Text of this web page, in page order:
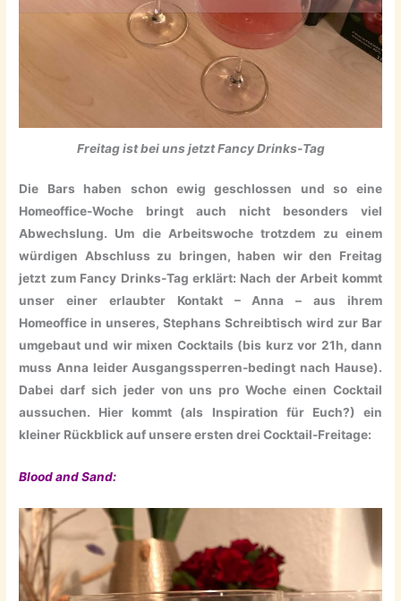
Freitag ist bei uns jetzt Fancy Drinks-Tag
Die Bars haben schon ewig geschlossen und so eine
Homeoffice-Woche bringt auch nicht besonders viel
Abwechslung. Um die Arbeitswoche trotzdem zu einem
würdigen Abschluss zu bringen, haben wir den Freitag
jetzt zum Fancy Drinks-Tag erklärt: Nach der Arbeit kommt
unser einer erlaubter Kontakt – Anna – aus ihrem
Homeoffice in unseres, Stephans Schreibtisch wird zur Bar
umgebaut und wir mixen Cocktails (bis kurz vor 21h, dann
muss Anna leider Ausgangssperren-bedingt nach Hause).
Dabei darf sich jeder von uns pro Woche einen Cocktail
aussuchen. Hier kommt (als Inspiration für Euch?) ein
kleiner Rückblick auf unsere ersten drei Cocktail-Freitage:
Blood and Sand: